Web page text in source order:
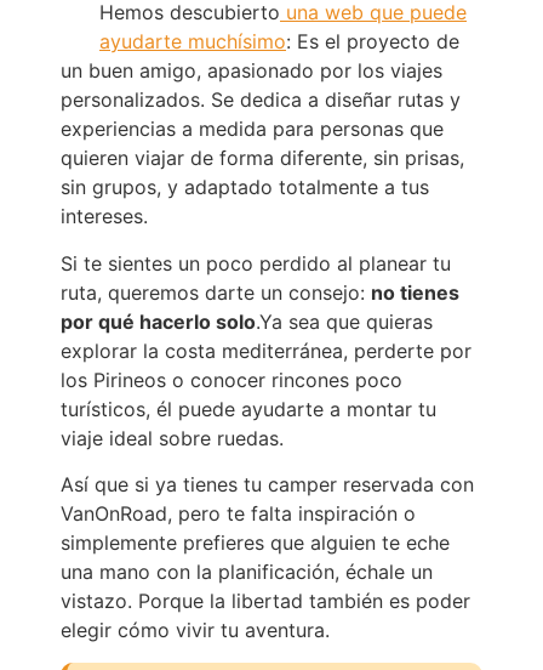
Hemos descubierto una web que puede
ayudarte muchísimo: Es el proyecto de
un buen amigo, apasionado por los viajes
personalizados. Se dedica a diseñar rutas y
experiencias a medida para personas que
quieren viajar de forma diferente, sin prisas,
sin grupos, y adaptado totalmente a tus
intereses.
Si te sientes un poco perdido al planear tu
ruta, queremos darte un consejo: no tienes
por qué hacerlo solo.Ya sea que quieras
explorar la costa mediterránea, perderte por
los Pirineos o conocer rincones poco
turísticos, él puede ayudarte a montar tu
viaje ideal sobre ruedas.
Así que si ya tienes tu camper reservada con
VanOnRoad, pero te falta inspiración o
simplemente prefieres que alguien te eche
una mano con la planificación, échale un
vistazo. Porque la libertad también es poder
elegir cómo vivir tu aventura.